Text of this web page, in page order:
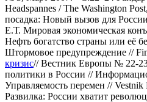
Headspannes / The Washington
посадка: Новый вызов для
Е.Т. Мировая экономическая
Нефть богатство страны или её
Штормовое предупреждение //
кризис// Вестник Европы № 22-
политики в России //
Управляемость перемен //
Развилка: России хватит